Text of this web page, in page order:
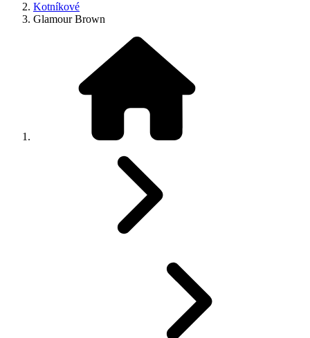
Kotníkové
Glamour Brown